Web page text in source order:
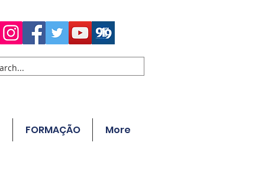
FORMAÇÃO More